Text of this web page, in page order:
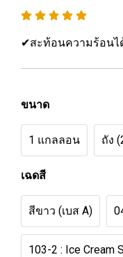
✔สะท้อนความร้อนไ
ขนาด
1 แกลลอน ถัง
เฉดสี
สีขาว (เบส A)
103-2 : Ice Cream